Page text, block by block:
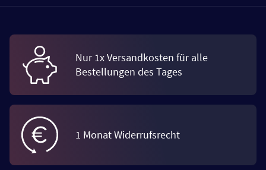
Nur 1x Versandkosten für alle
Bestellungen des Tages
1 Monat Widerrufsrecht